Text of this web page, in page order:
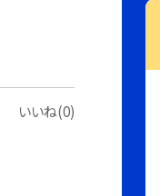
いいね(0)